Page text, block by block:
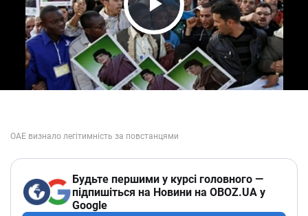
Play Video
Будьте першими у курсі головного —
підпишіться на Новини на OBOZ.UA у
Google